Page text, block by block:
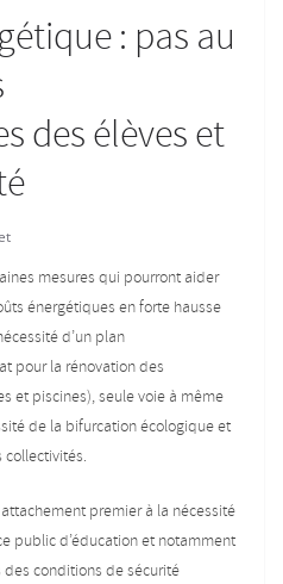
: pas au
des élèves et
mesures qui pourront aider
énergétiques en forte hausse
d’un plan
pour la rénovation des
et piscines), seule voie à même
de la bifurcation écologique et
collectivités.
premier à la nécessité
public d’éducation et notamment
des conditions de sécurité